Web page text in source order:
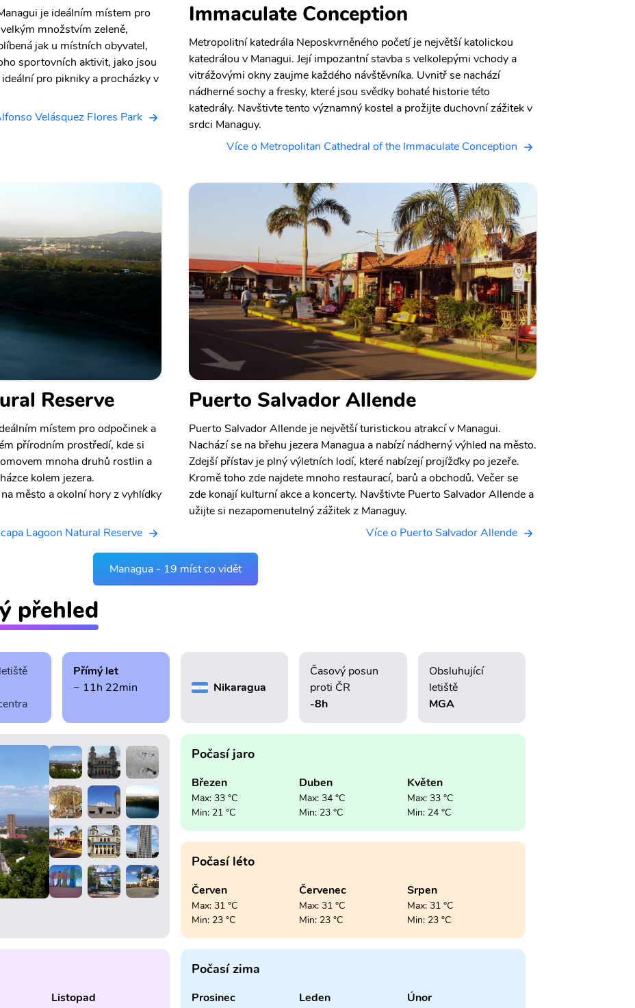
je ideálním místem pro
množstvím zeleně,
jak u místních obyvatel,
sportovních aktivit, jako jsou
pro pikniky a procházky v
Velásquez Flores Park
Immaculate Conception
Metropolitní katedrála Neposkvrněného početí je největší katolickou
katedrálou v Managui. Její impozantní stavba s velkolepými vchody a
vitrážovými okny zaujme každého návštěvníka. Uvnitř se nachází
nádherné sochy a fresky, které jsou svědky bohaté historie této
katedrály. Navštivte tento významný kostel a prožijte duchovní zážitek v
srdci Managuy.
Více o Metropolitan Cathedral of the Immaculate Conception
Reserve
místem pro odpočinek a
přírodním prostředí, kde si
mnoha druhů rostlin a
kolem jezera.
město a okolní hory z vyhlídky
Lagoon Natural Reserve
Puerto Salvador Allende
Puerto Salvador Allende je největší turistickou atrakcí v Managui.
Nachází se na břehu jezera Managua a nabízí nádherný výhled na město.
Zdejší přístav je plný výletních lodí, které nabízejí projížďky po jezeře.
Kromě toho zde najdete mnoho restaurací, barů a obchodů. Večer se
zde konají kulturní akce a koncerty. Navštivte Puerto Salvador Allende a
užijte si nezapomenutelný zážitek z Managuy.
Více o Puerto Salvador Allende
Managua - 19 míst co vidět
přehled
Přímý let
~ 11h 22min
Nikaragua
Časový posun
proti ČR
-8h
Obsluhující
letiště
MGA
Počasí jaro
Březen
Max: 33 °C
Min: 21 °C
Duben
Max: 34 °C
Min: 23 °C
Květen
Max: 33 °C
Min: 24 °C
Počasí léto
Červen
Max: 31 °C
Min: 23 °C
Červenec
Max: 31 °C
Min: 23 °C
Srpen
Max: 31 °C
Min: 23 °C
Listopad
Počasí zima
Prosinec Leden Únor